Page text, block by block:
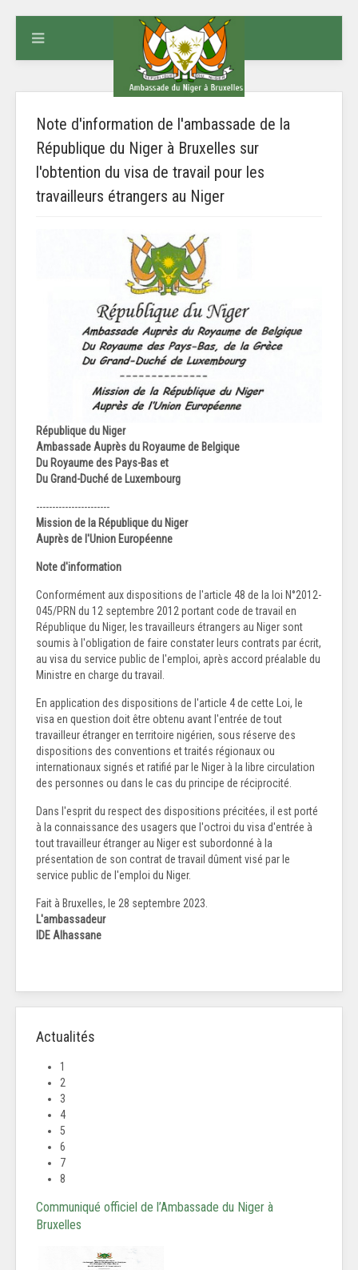
Note d'information de l'ambassade de la
République du Niger à Bruxelles sur
l'obtention du visa de travail pour les
travailleurs étrangers au Niger
République du Niger
Ambassade Auprès du Royaume de Belgique
Du Royaume des Pays-Bas et
Du Grand-Duché de Luxembourg
-----------------------
Mission de la République du Niger
Auprès de l'Union Européenne
Note d'information
Conformément aux dispositions de l'article 48 de la loi N°2012-
045/PRN du 12 septembre 2012 portant code de travail en
République du Niger, les travailleurs étrangers au Niger sont
soumis à l'obligation de faire constater leurs contrats par écrit,
au visa du service public de l'emploi, après accord préalable du
Ministre en charge du travail.
En application des dispositions de l'article 4 de cette Loi, le
visa en question doit être obtenu avant l'entrée de tout
travailleur étranger en territoire nigérien, sous réserve des
dispositions des conventions et traités régionaux ou
internationaux signés et ratifié par le Niger à la libre circulation
des personnes ou dans le cas du principe de réciprocité.
Dans l'esprit du respect des dispositions précitées, il est porté
à la connaissance des usagers que l'octroi du visa d'entrée à
tout travailleur étranger au Niger est subordonné à la
présentation de son contrat de travail dûment visé par le
service public de l'emploi du Niger.
Fait à Bruxelles, le 28 septembre 2023.
L'ambassadeur
IDE Alhassane
Actualités
1
2
3
4
5
6
7
8
Communiqué officiel de l’Ambassade du Niger à
Bruxelles